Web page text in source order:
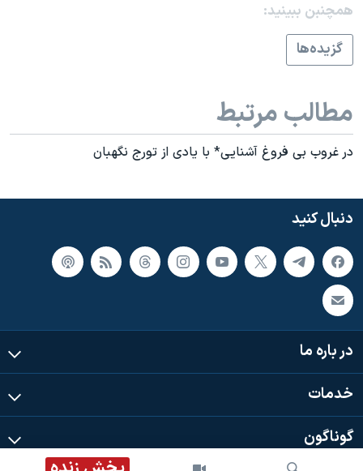
چهل سال گروگان‌گیری
قانون شفافیت دارائی کادر رهبری ایران
اسرائیل در جنگ
صفحه‌های ویژه
سفر پرزیدنت ترامپ به چین
همچنبن ببینید:
گزيده‌ها
مطالب مرتبط
در غروب بی فروغ آشنایی* با یادی از تورج نگهبان
دنبال کنید
در باره ما
خدمات
گوناگون